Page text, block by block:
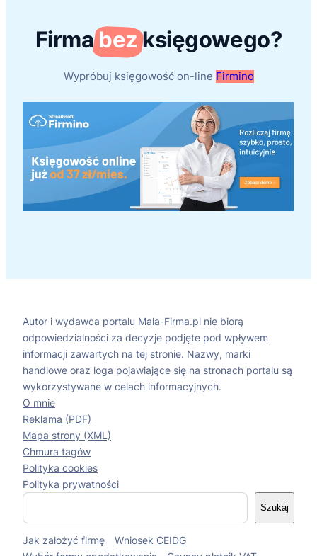
Firmabezksięgowego?
Wypróbuj księgowość on-line Firmino
Autor i wydawca portalu Mala-Firma.pl nie biorą
odpowiedzialności za decyzje podjęte pod wpływem
informacji zawartych na tej stronie. Nazwy, marki
handlowe oraz loga pojawiające się na stronach portalu są
wykorzystywane w celach informacyjnych.
O mnie
Reklama (PDF)
Mapa strony (XML)
Chmura tagów
Polityka cookies
Polityka prywatności
S
k
Szukaj
Jak założyć firmę
Wniosek CEIDG